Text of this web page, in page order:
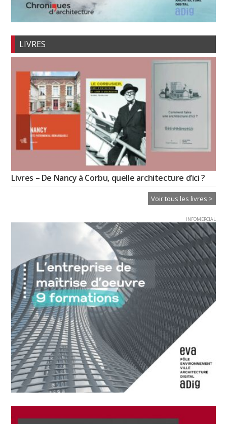
LIVRES
Livres – De Nancy à Corbu, quelle architecture d’ici ?
Voir tous les livres >
INFOMERCIAL